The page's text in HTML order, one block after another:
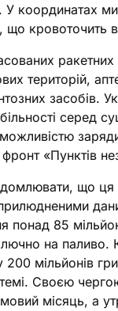
У координатах
що кровоточить
ракетних
територій,
засобів.
серед
«Пунктів
що ця
понад 85
на паливо.
200 мільйонів
Своєю
місяць, а